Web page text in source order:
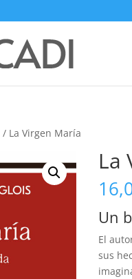
/ La Virgen María
La
Un
El
sus